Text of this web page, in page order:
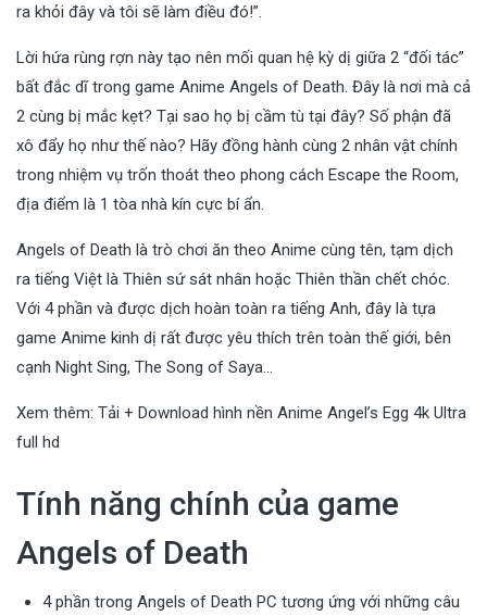
ra khỏi đây và tôi sẽ làm điều đó!”.
Lời hứa rùng rợn này tạo nên mối quan hệ kỳ dị giữa 2 “đối tác”
bất đắc dĩ trong game Anime Angels of Death. Đây là nơi mà cả
2 cùng bị mắc kẹt? Tại sao họ bị cầm tù tại đây? Số phận đã
xô đẩy họ như thế nào? Hãy đồng hành cùng 2 nhân vật chính
trong nhiệm vụ trốn thoát theo phong cách Escape the Room,
địa điểm là 1 tòa nhà kín cực bí ẩn.
Angels of Death là trò chơi ăn theo Anime cùng tên, tạm dịch
ra tiếng Việt là Thiên sứ sát nhân hoặc Thiên thần chết chóc.
Với 4 phần và được dịch hoàn toàn ra tiếng Anh, đây là tựa
game Anime kinh dị rất được yêu thích trên toàn thế giới, bên
cạnh Night Sing, The Song of Saya…
Xem thêm: Tải + Download hình nền Anime Angel’s Egg 4k Ultra
full hd
Tính năng chính của game
Angels of Death
4 phần trong Angels of Death PC tương ứng với những câu